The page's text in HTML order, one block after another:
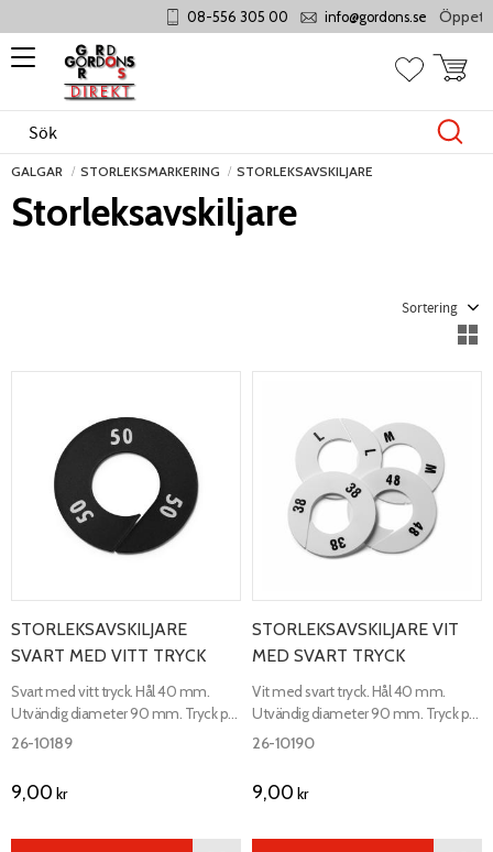
Meny
08-556 305 00 info@gordons.se Öppet
Favoriter
GALGAR STORLEKSMARKERING STORLEKSAVSKILJARE
Storleksavskiljare
STORLEKSAVSKILJARE
SVART MED VITT TRYCK
Svart med vitt tryck. Hål 40 mm.
Utvändig diameter 90 mm. Tryck på
båda sidor. Ange storlekar i
26-10189
9,00 kr
STORLEKSAVSKILJARE VIT
MED SVART TRYCK
Vit med svart tryck. Hål 40 mm.
Utvändig diameter 90 mm. Tryck på
båda sidor. Ange storlekar i
26-10190
9,00 kr